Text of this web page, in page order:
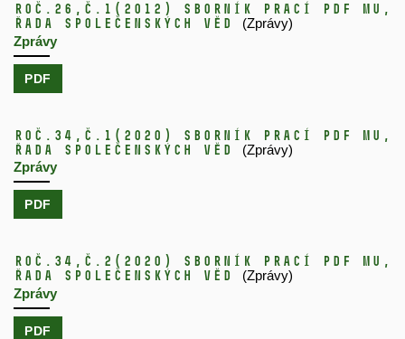
Roč.26, č.1 (2012)
Sborník prací PdF MU,
řada společenských věd
(Zprávy)
Zprávy
PDF
Roč.34, č.1 (2020)
Sborník prací PdF MU,
řada společenských věd
(Zprávy)
Zprávy
PDF
Roč.34, č.2 (2020)
Sborník prací PdF MU,
řada společenských věd
(Zprávy)
Zprávy
PDF